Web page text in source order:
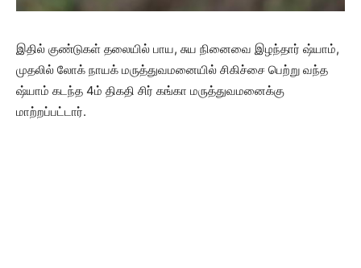
இதில் குண்டுகள் தலையில் பாய, சுய நினைவை இழந்தார் ஷ்யாம்,
முதலில் லோக் நாயக் மருத்துவமனையில் சிகிச்சை பெற்று வந்த
ஷ்யாம் கடந்த 4ம் திகதி சிர் கங்கா மருத்துவமனைக்கு
மாற்றப்பட்டார்.